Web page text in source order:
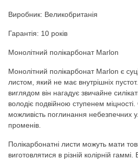
Виробник: Великобританія
Гарантія: 10 років
Монолітний полікарбонат Marlon
Монолітний полікарбонат Marlon є
листом, який не має внутрішніх
виглядом він нагадує звичайне
володіє подвійною ступенем
можливість поглинання небезпечних
променів.
Полікарбонатні листи можуть мати
виготовлятися в різній колірній